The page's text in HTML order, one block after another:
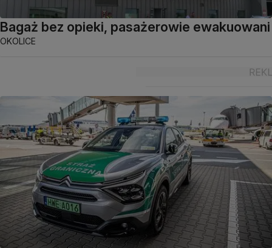
Bagaż bez opieki, pasażerowie ewakuowani
OKOLICE